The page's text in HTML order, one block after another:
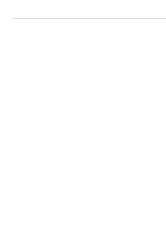
вера. По падот на